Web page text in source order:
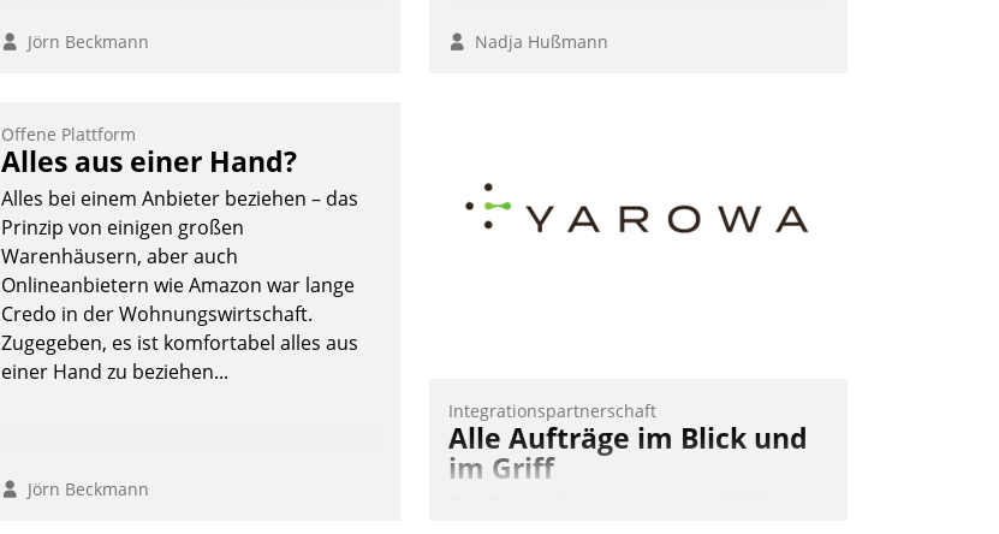
Jörn Beckmann Nadja Hußmann
Offene Plattform
Alles aus einer Hand?
Alles bei einem Anbieter beziehen – das
Prinzip von einigen großen
Warenhäusern, aber auch
Onlineanbietern wie Amazon war lange
Credo in der Wohnungswirtschaft.
Zugegeben, es ist komfortabel alles aus
einer Hand zu beziehen...
Jörn Beckmann
Integrationspartnerschaft
Alle Aufträge im Blick und
im Griff